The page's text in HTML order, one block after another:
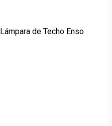
Lámpara de Techo Enso